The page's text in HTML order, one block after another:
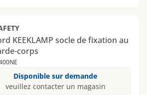
KEEKLAMP socle de fixation au
corps
Disponible sur demande
veuillez contacter un magasin